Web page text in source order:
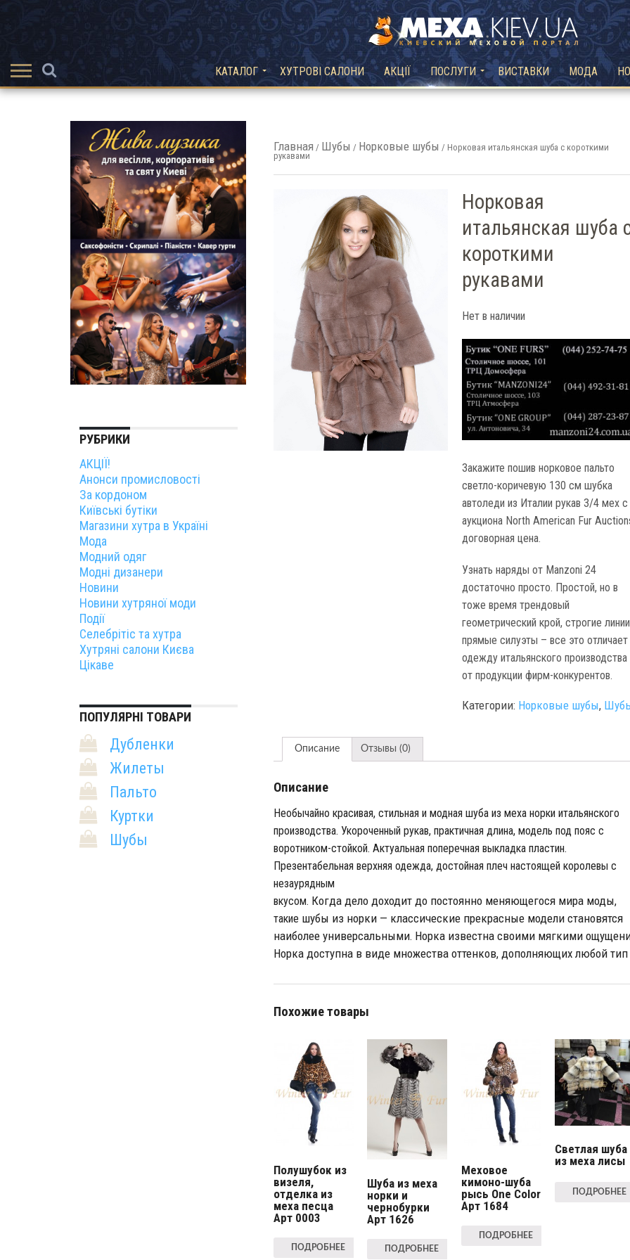
КАТАЛОГ ХУТРОВІ САЛОНИ АКЦІЇ ПОСЛУГИ ВИСТАВКИ МОДА
Главная / Шубы / Норковые шубы / Норковая итальянская шуба с короткими
рукавами
Норковая
итальянская шуба
короткими
рукавами
Нет в наличии
Закажите пошив норковое пальто
светло-коричевую 130 см шубка
автоледи из Италии рукав 3/4 мех с
аукциона North American Fur
договорная цена.
Узнать наряды от Manzoni 24
достаточно просто. Простой, но в
тоже время трендовый
геометрический крой, строгие
прямые силуэты – все это отличает
одежду итальянского производства
от продукции фирм-конкурентов.
Категории: Норковые шубы,
Описание Отзывы (0)
Описание
Необычайно красивая, стильная и модная шуба из меха норки итальянского
производства. Укороченный рукав, практичная длина, модель под пояс с
воротником-стойкой. Актуальная поперечная выкладка пластин.
Презентабельная верхняя одежда, достойная плеч настоящей королевы с
незаурядным
вкусом. Когда дело доходит до постоянно меняющегося мира моды,
такие шубы из норки— классические прекрасные модели становятся
наиболее универсальными. Норка известна своими мягкими
Норка доступна в виде множества оттенков, дополняющих любой тип
Похожие товары
Полушубок из
визеля,
отделка из
меха песца
Арт 0003
ПОДРОБНЕЕ
Шуба из меха
норки и
чернобурки
Арт 1626
ПОДРОБНЕЕ
Меховое
кимоно-шуба
рысь One Color
Арт 1684
ПОДРОБНЕЕ
Светлая шуба
из меха лисы
ПОДРОБНЕЕ
РУБРИКИ
АКЦІЇ!
Анонси промисловості
За кордоном
Київські бутіки
Магазини хутра в Україні
Мода
Модний одяг
Модні дизанери
Новини
Новини хутряної моди
Події
Селебрітіс та хутра
Хутряні салони Києва
Цікаве
ПОПУЛЯРНІ ТОВАРИ
Дубленки
Жилеты
Пальто
Куртки
Шубы